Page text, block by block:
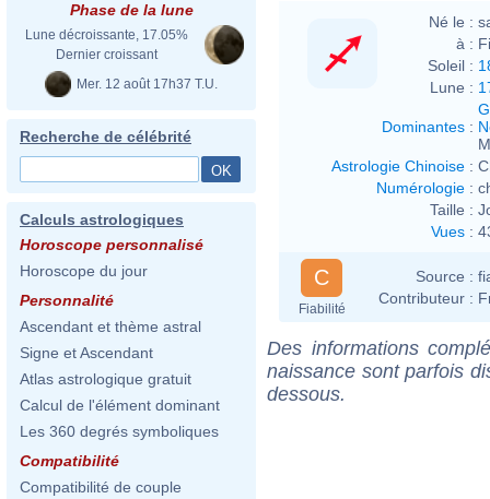
Phase de la lune
Lune décroissante, 17.05%
Dernier croissant
Mer. 12 août 17h37 T.U.
Recherche de célébrité
Calculs astrologiques
Horoscope personnalisé
Horoscope du jour
Personnalité
Ascendant et thème astral
Signe et Ascendant
Atlas astrologique gratuit
Calcul de l'élément dominant
Les 360 degrés symboliques
Compatibilité
Compatibilité de couple
Né le :
à :
Soleil :
Lune :
Dominantes :
Astrologie Chinoise :
Numérologie :
Taille :
Vues :
C
Fiabilité
Source :
Contributeur :
Des informations
naissance sont parfois
dessous.